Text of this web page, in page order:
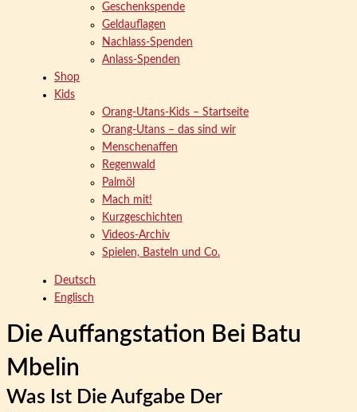
Geschenkspende
Geldauflagen
Nachlass-Spenden
Anlass-Spenden
Shop
Kids
Orang-Utans-Kids – Startseite
Orang-Utans – das sind wir
Menschenaffen
Regenwald
Palmöl
Mach mit!
Kurzgeschichten
Videos-Archiv
Spielen, Basteln und Co.
Deutsch
Englisch
Die Auffangstation Bei Batu
Mbelin
Was Ist Die Aufgabe Der